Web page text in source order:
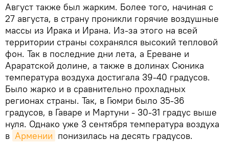
Август также был жарким. Более того, начиная с
27 августа, в страну проникли горячие воздушные
массы из Ирака и Ирана. Из-за этого на всей
территории страны сохранялся высокий тепловой
фон. Так в последние дни лета, а Ереване и
Араратской долине, а также в долинах Сюника
температура воздуха достигала 39-40 градусов.
Было жарко и в сравнительно прохладных
регионах страны. Так, в Гюмри было 35-36
градусов, в Гаваре и Мартуни - 30-31 градус выше
нуля. Однако уже 3 сентября температура воздуха
в Армении понизилась на десять градусов.